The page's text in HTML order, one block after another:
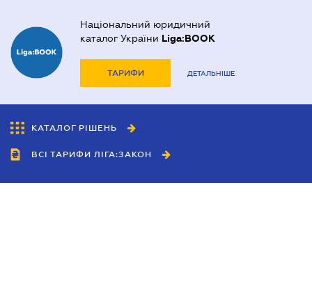
Національний юридичний
каталог України Liga:BOOK
ТАРИФИ ДЕТАЛЬНІШЕ
КАТАЛОГ РІШЕНЬ
ВСІ ТАРИФИ ЛІГА:ЗАКОН